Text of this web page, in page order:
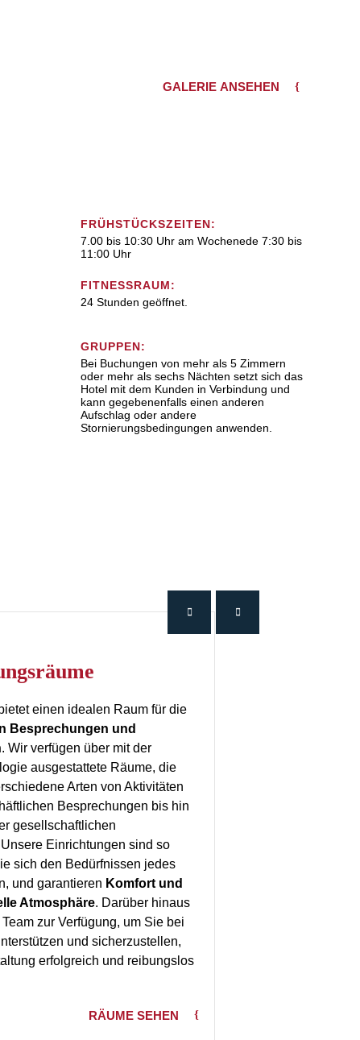
GALERIE ANSEHEN
FRÜHSTÜCKSZEITEN:
7.00 bis 10:30 Uhr am Wochenede 7:30 bis
11:00 Uhr
FITNESSRAUM:
24 Stunden geöffnet.
GRUPPEN:
Bei Buchungen von mehr als 5 Zimmern
oder mehr als sechs Nächten setzt sich das
Hotel mit dem Kunden in Verbindung und
kann gegebenenfalls einen anderen
Aufschlag oder andere
Stornierungsbedingungen anwenden.
einen idealen Raum für die
Besprechungen und
. Wir verfügen über mit der
ausgestattete Räume, die
Arten von Aktivitäten
Besprechungen bis hin
gesellschaftlichen
Einrichtungen sind so
sich den Bedürfnissen jedes
und garantieren Komfort und
Atmosphäre. Darüber hinaus
zur Verfügung, um Sie bei
und sicherzustellen,
erfolgreich und reibungslos
RÄUME SEHEN